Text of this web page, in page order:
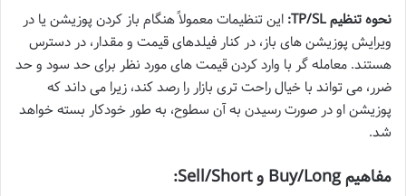
نحوه تنظیم TP/SL:
این تنظیمات معمولاً هنگام باز کردن پوزیشن یا در
ویرایش پوزیشن های باز، در کنار فیلدهای قیمت و مقدار، در دسترس
هستند. معامله گر با وارد کردن قیمت های مورد نظر برای حد سود و حد
ضرر، می تواند با خیال راحت تری بازار را رصد کند، زیرا می داند که
پوزیشن او در صورت رسیدن به آن سطوح، به طور خودکار بسته خواهد
شد.
مفاهیم Buy/Long و Sell/Short: